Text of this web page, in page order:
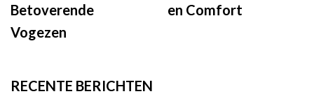
Betoverende
Vogezen
en Comfort
RECENTE BERICHTEN